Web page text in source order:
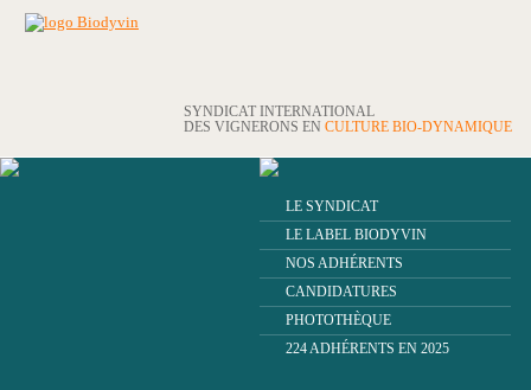
SYNDICAT INTERNATIONAL
DES VIGNERONS EN CULTURE BIO-DYNAMIQUE
LE SYNDICAT
LE LABEL BIODYVIN
NOS ADHÉRENTS
CANDIDATURES
PHOTOTHÈQUE
224 ADHÉRENTS EN 2025